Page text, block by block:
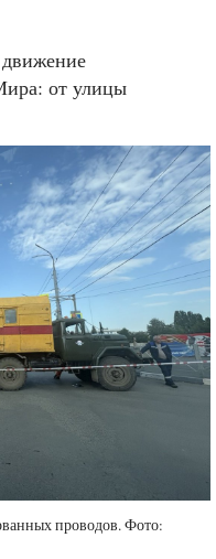
от улицы
проводов. Фото: